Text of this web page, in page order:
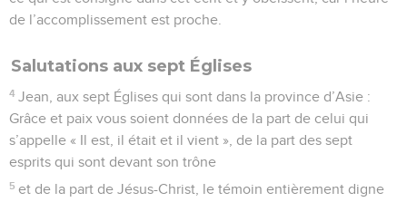
de l’accomplissement est proche.
Salutations aux sept Églises
4 Jean, aux sept Églises qui sont dans la province d’Asie :
Grâce et paix vous soient données de la part de celui qui
s’appelle « Il est, il était et il vient », de la part des sept
esprits qui sont devant son trône
5 et de la part de Jésus-Christ, le témoin entièrement digne